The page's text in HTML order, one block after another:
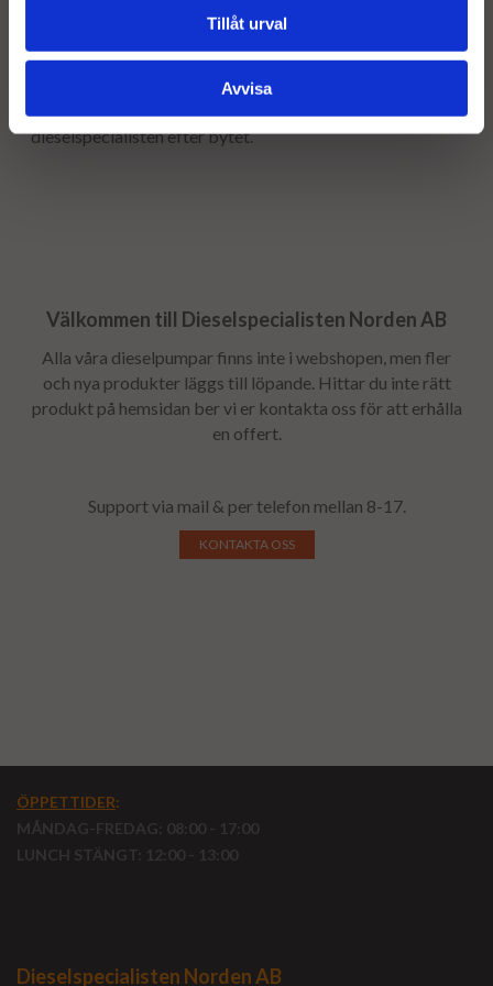
Tillåt urval
Avvisa
Som en säkerhet för att få tillbaka er gamla stomme tar vi
ut en stomavgift, stomavgiften återbetalas så snart
stommen returneras - Returfrakten bokas av
dieselspecialisten efter bytet.
Välkommen till Dieselspecialisten Norden AB
Alla våra dieselpumpar finns inte i webshopen, men fler
och nya produkter läggs till löpande. Hittar du inte rätt
produkt på hemsidan ber vi er kontakta oss för att erhålla
en offert.
Support via mail & per telefon mellan 8-17.
KONTAKTA OSS
ÖPPETTIDER:
MÅNDAG-FREDAG: 08:00 - 17:00
LUNCH STÄNGT: 12:00 - 13:00
Dieselspecialisten Norden AB